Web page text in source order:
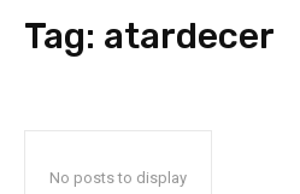
Tag: atardecer
No posts to display